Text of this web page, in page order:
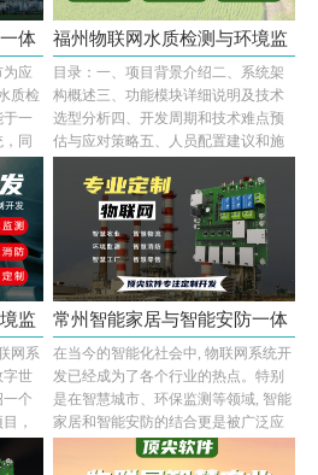
体
应
质检
于一
同
福州物联网水质检测与环境监
控综合···
目录：一、项目背景介绍二、系统架
构概述三、功能模块详细说明及技术
选型分析四、开发周期和技术难点预
估与应对策略五、人员配置建议和施
监
网系
字世
个
，
常州智能家居与智能安防一体
化物联···
在当今的智能化社会中, 物联网系统开
发已经成为了各个行业的热点。特别
是在智慧城市、环保监测等领域, 智能
家居和智能安防的结合更是被广泛应